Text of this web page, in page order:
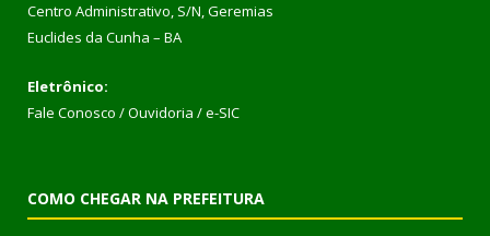
Centro Administrativo, S/N, Geremias
Euclides da Cunha – BA
Eletrônico:
Fale Conosco / Ouvidoria / e-SIC
COMO CHEGAR NA PREFEITURA